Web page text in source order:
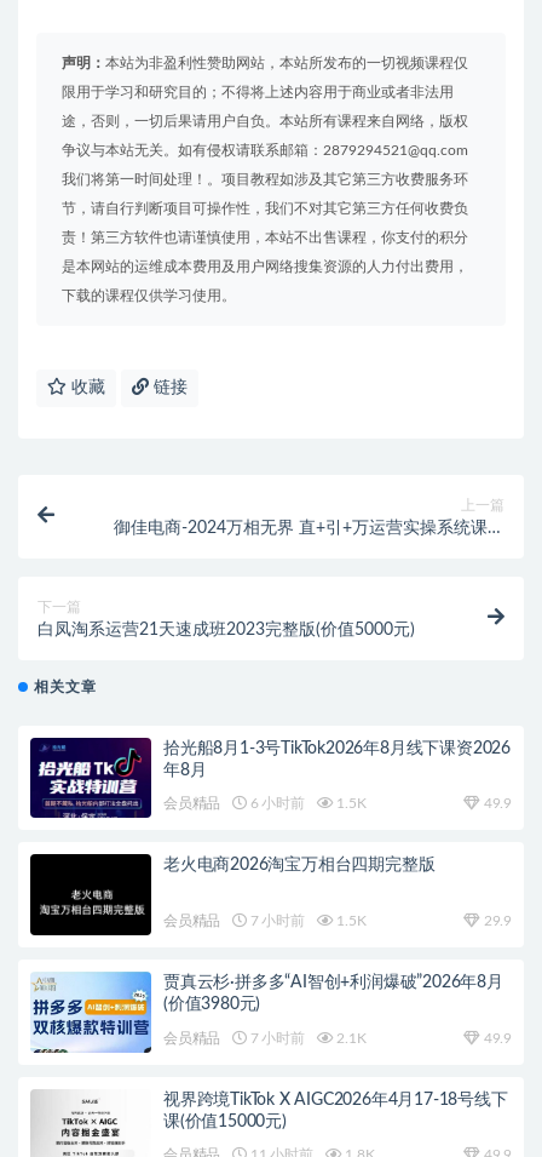
声明： 本站为非盈利性赞助网站，本站所发布的一切视频课程仅
限用于学习和研究目的；不得将上述内容用于商业或者非法用
途，否则，一切后果请用户自负。本站所有课程来自网络，版权
争议与本站无关。如有侵权请联系邮箱：2879294521@qq.com
我们将第一时间处理！。项目教程如涉及其它第三方收费服务环
节，请自行判断项目可操作性，我们不对其它第三方任何收费负
责！第三方软件也请谨慎使用，本站不出售课程，你支付的积分
是本网站的运维成本费用及用户网络搜集资源的人力付出费用，
下载的课程仅供学习使用。
收藏 链接
上一篇
御佳电商-2024万相无界 直+引+万运营实操系统课程
下一篇
白凤淘系运营21天速成班2023完整版(价值5000元)
相关文章
拾光船8月1-3号TikTok2026年8月线下课资2026
年8月
会员精品 6 小时前 1.5K 49.9
老火电商2026淘宝万相台四期完整版
会员精品 7 小时前 1.5K 29.9
贾真云杉·拼多多“AI智创+利润爆破”2026年8月
(价值3980元)
会员精品 7 小时前 2.1K 49.9
视界跨境TikTok X AIGC2026年4月17-18号线下
课(价值15000元)